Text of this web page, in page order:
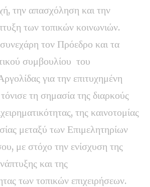
την απασχόληση και την
των τοπικών κοινωνιών.
τον Πρόεδρο και τα
συμβουλίου του
για την επιτυχημένη
τη σημασία της διαρκούς
της καινοτομίας
μεταξύ των Επιμελητηρίων
με στόχο την ενίσχυση της
και της
των τοπικών επιχειρήσεων.